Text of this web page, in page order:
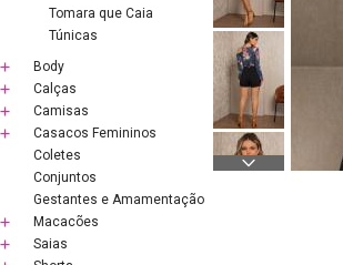
Tomara que Caia
Túnicas
Body
Calças
Camisas
Casacos Femininos
Coletes
Conjuntos
Gestantes e Amamentação
Macacões
Saias